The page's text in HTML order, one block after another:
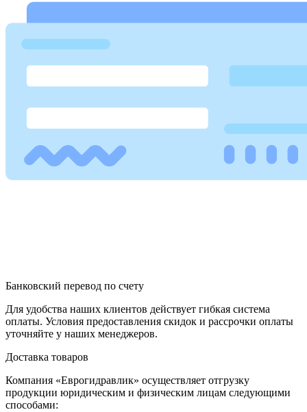
Банковский перевод по счету
Для удобства наших клиентов действует гибкая система
оплаты. Условия предоставления скидок и рассрочки оплаты
уточняйте у наших менеджеров.
Доставка товаров
Компания «Еврогидравлик» осуществляет отгрузку
продукции юридическим и физическим лицам следующими
способами: